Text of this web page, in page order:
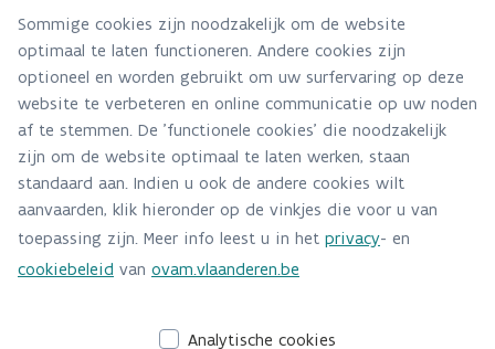
Stuurgroep van de Green Deal Anders Verpakt.
- De Green Deal Anders Verpakt kan in geen geval tegenover wie dan ook,
op rechtstreekse of onrechtstreekse wijze aansprakelijk gesteld worden
voor schade te wijten aan het gebruik van deze website of van een andere,
- De links naar andere websites houden geen enkel akkoord in met de
inhoud van deze websites en de Green Deal Anders Verpakt is niet
verantwoordelijk voor het gebruik dat van die websites wordt gemaakt.
Bekijk de pagina's voor leden.
Sommige cookies zijn noodzakelijk om de website
optimaal te laten functioneren. Andere cookies zijn
optioneel en worden gebruikt om uw surfervaring op deze
website te verbeteren en online communicatie op uw noden
af te stemmen. De 'functionele cookies' die noodzakelijk
zijn om de website optimaal te laten werken, staan
standaard aan. Indien u ook de andere cookies wilt
aanvaarden, klik hieronder op de vinkjes die voor u van
toepassing zijn. Meer info leest u in het privacy- en
cookiebeleid van ovam.vlaanderen.be
Analytische cookies